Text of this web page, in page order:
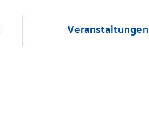
Veranstaltungen